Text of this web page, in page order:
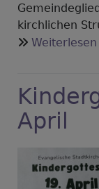
kirchlichen
Weiterlesen
April